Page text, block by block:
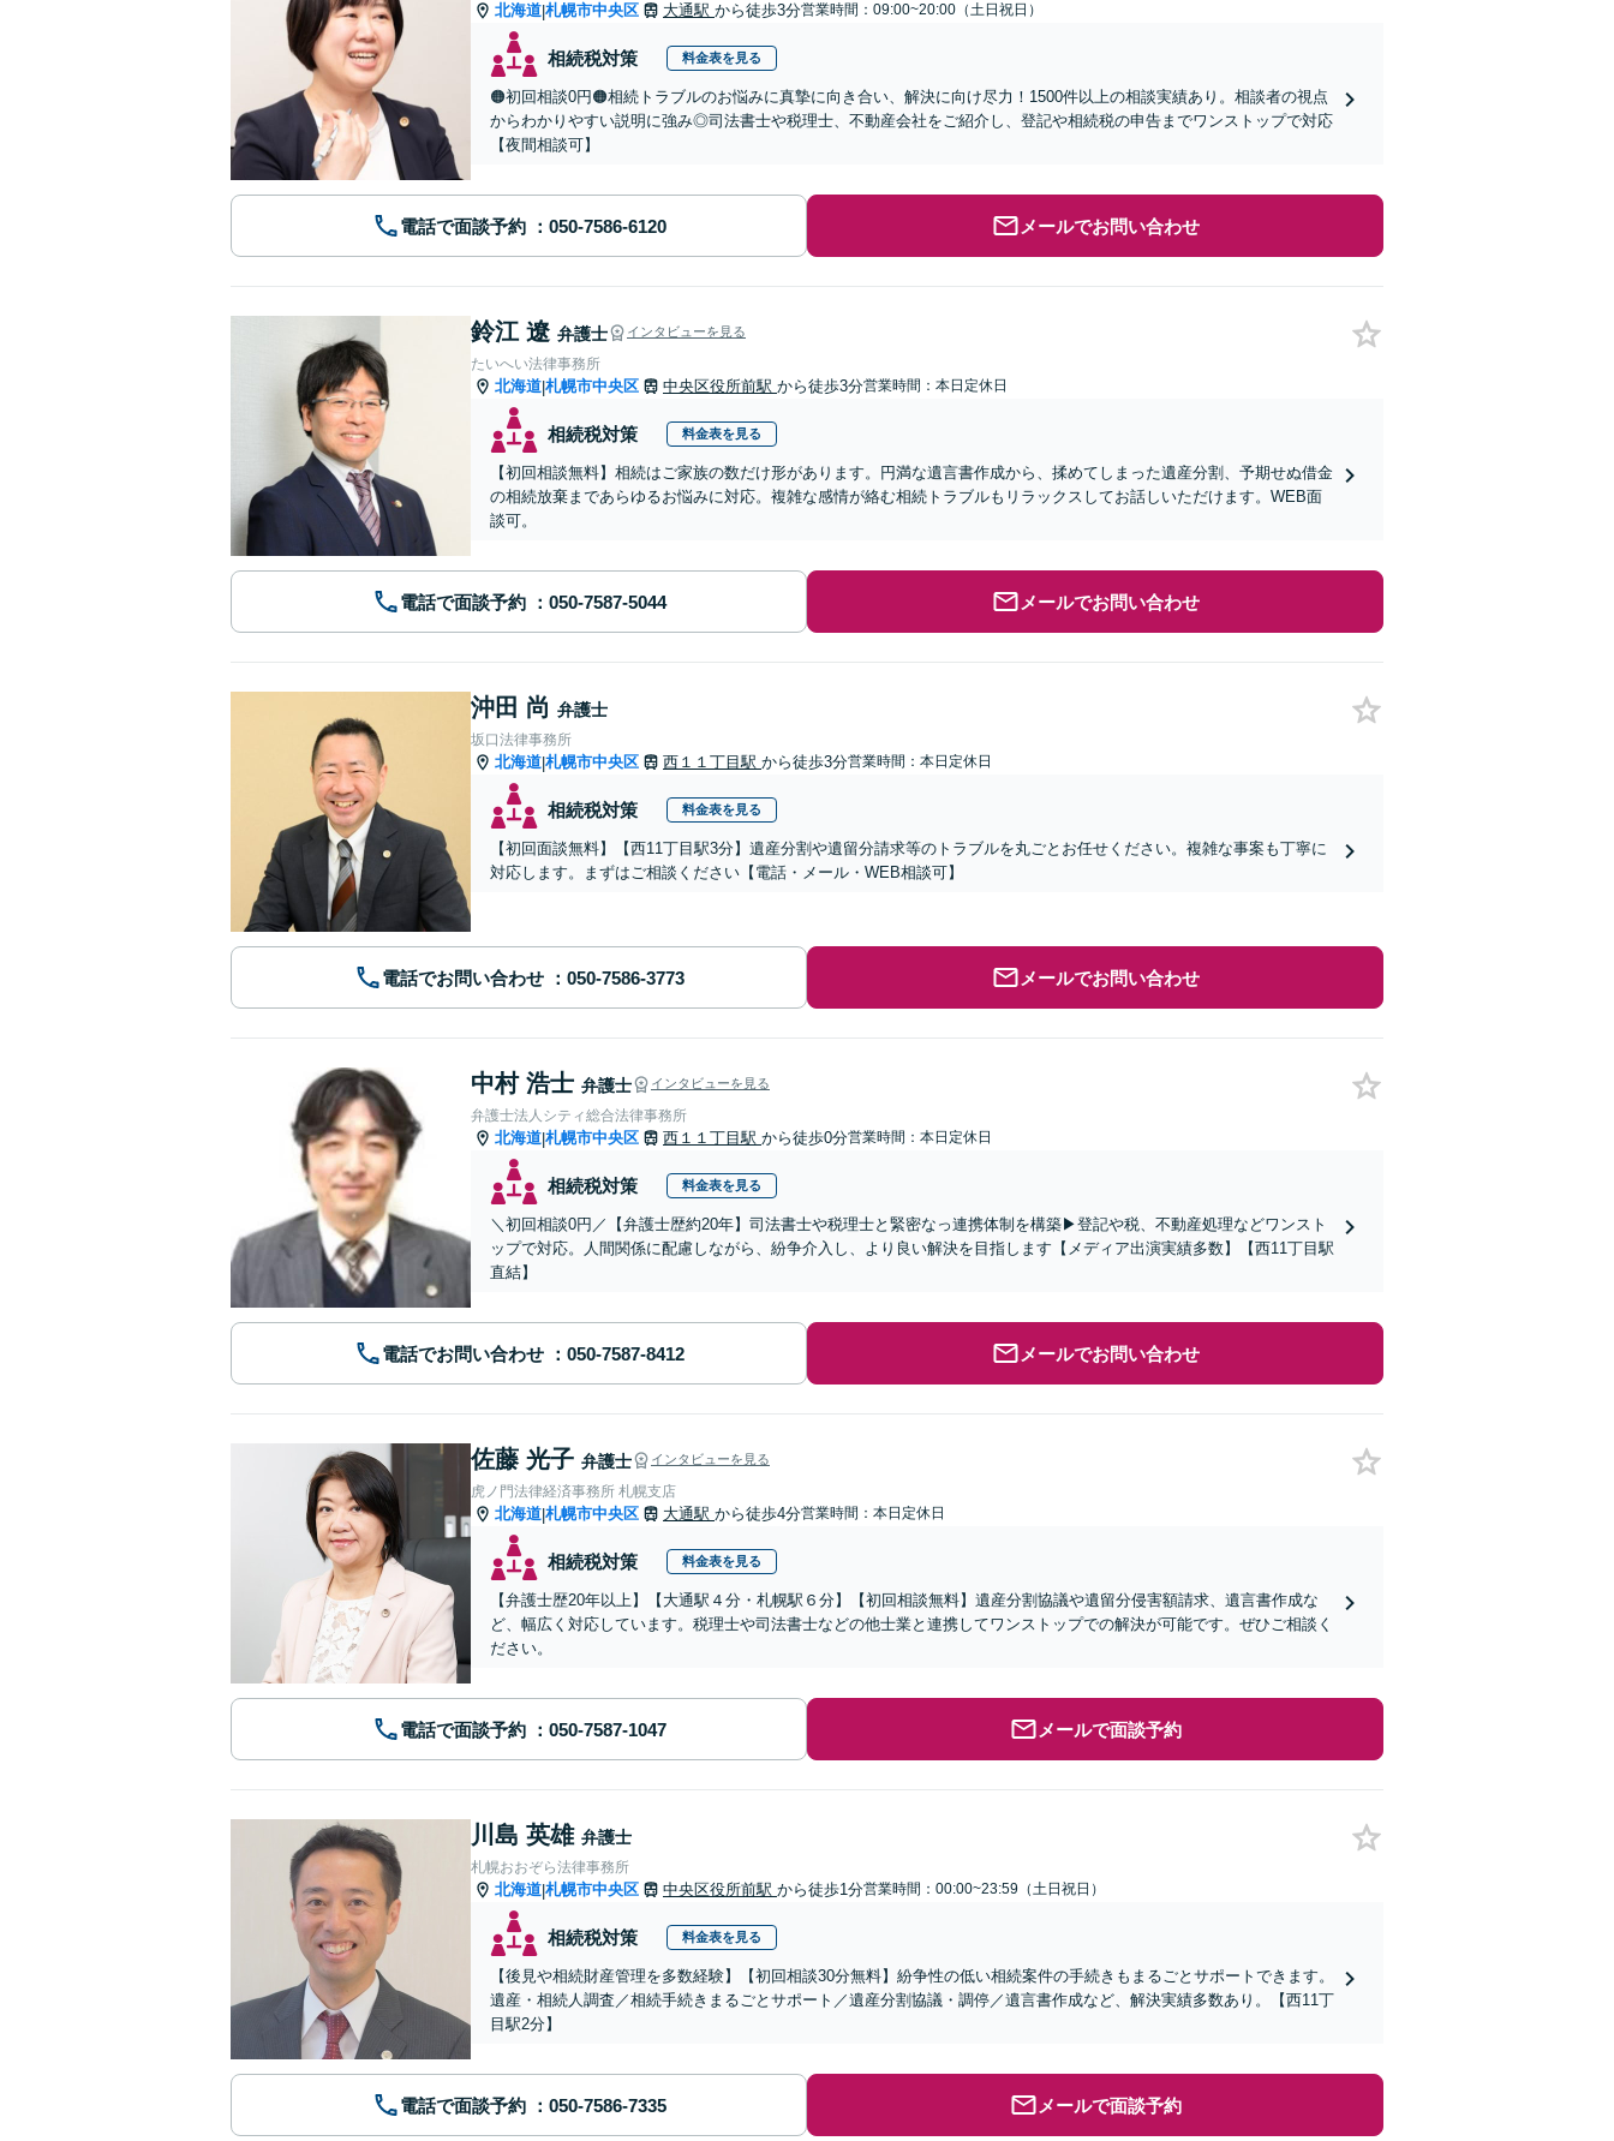
北海道|札幌市中央区 大通駅 から徒歩3分営業時間：09:00~20:00（土日祝日）
相続税対策 料金表を見る
🟠初回相談0円🟠相続トラブルのお悩みに真摯に向き合い、解決に向け尽力！1500件以上の相談実績あり。相談者の視点
からわかりやすい説明に強み◎司法書士や税理士、不動産会社をご紹介し、登記や相続税の申告までワンストップで対応
【夜間相談可】
電話で面談予約 メールでお問い合わせ
鈴江 遼 弁護士 インタビューを見る
たいへい法律事務所
北海道|札幌市中央区 中央区役所前駅 から徒歩3分営業時間：本日定休日
相続税対策 料金表を見る
【初回相談無料】相続はご家族の数だけ形があります。円満な遺言書作成から、揉めてしまった遺産分割、予期せぬ借金
の相続放棄まであらゆるお悩みに対応。複雑な感情が絡む相続トラブルもリラックスしてお話しいただけます。WEB面
談可。
電話で面談予約 メールでお問い合わせ
沖田 尚 弁護士
坂口法律事務所
北海道|札幌市中央区 西１１丁目駅 から徒歩3分営業時間：本日定休日
相続税対策 料金表を見る
【初回面談無料】【西11丁目駅3分】遺産分割や遺留分請求等のトラブルを丸ごとお任せください。複雑な事案も丁寧に
対応します。まずはご相談ください【電話・メール・WEB相談可】
電話でお問い合わせ メールでお問い合わせ
中村 浩士 弁護士 インタビューを見る
弁護士法人シティ総合法律事務所
北海道|札幌市中央区 西１１丁目駅 から徒歩0分営業時間：本日定休日
相続税対策 料金表を見る
＼初回相談0円／【弁護士歴約20年】司法書士や税理士と緊密なっ連携体制を構築▶︎登記や税、不動産処理などワンスト
ップで対応。人間関係に配慮しながら、紛争介入し、より良い解決を目指します【メディア出演実績多数】【西11丁目駅
直結】
電話でお問い合わせ メールでお問い合わせ
佐藤 光子 弁護士 インタビューを見る
虎ノ門法律経済事務所 札幌支店
北海道|札幌市中央区 大通駅 から徒歩4分営業時間：本日定休日
相続税対策 料金表を見る
【弁護士歴20年以上】【大通駅４分・札幌駅６分】【初回相談無料】遺産分割協議や遺留分侵害額請求、遺言書作成な
ど、幅広く対応しています。税理士や司法書士などの他士業と連携してワンストップでの解決が可能です。ぜひご相談く
ださい。
電話で面談予約 メールで面談予約
川島 英雄 弁護士
札幌おおぞら法律事務所
北海道|札幌市中央区 中央区役所前駅 から徒歩1分営業時間：00:00~23:59（土日祝日）
相続税対策 料金表を見る
【後見や相続財産管理を多数経験】【初回相談30分無料】紛争性の低い相続案件の手続きもまるごとサポートできます。
遺産・相続人調査／相続手続きまるごとサポート／遺産分割協議・調停／遺言書作成など、解決実績多数あり。【西11丁
目駅2分】
電話で面談予約 メールで面談予約